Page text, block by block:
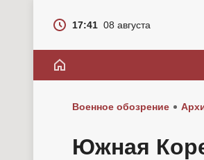
17:41 08 августа
Военное обозрение
Южная